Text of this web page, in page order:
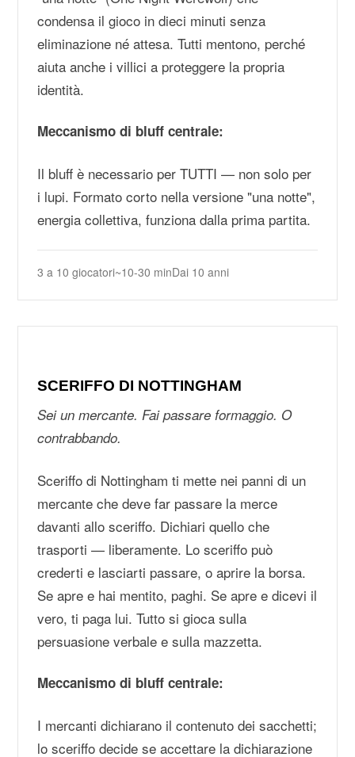
condensa il gioco in dieci minuti senza
eliminazione né attesa. Tutti mentono, perché
aiuta anche i villici a proteggere la propria
identità.
Meccanismo di bluff centrale:
Il bluff è necessario per TUTTI — non solo per
i lupi. Formato corto nella versione "una notte",
energia collettiva, funziona dalla prima partita.
3 a 10 giocatori~10-30 minDai 10 anni
SCERIFFO DI NOTTINGHAM
Sei un mercante. Fai passare formaggio. O
contrabbando.
Sceriffo di Nottingham ti mette nei panni di un
mercante che deve far passare la merce
davanti allo sceriffo. Dichiari quello che
trasporti — liberamente. Lo sceriffo può
crederti e lasciarti passare, o aprire la borsa.
Se apre e hai mentito, paghi. Se apre e dicevi il
vero, ti paga lui. Tutto si gioca sulla
persuasione verbale e sulla mazzetta.
Meccanismo di bluff centrale:
I mercanti dichiarano il contenuto dei sacchetti;
lo sceriffo decide se accettare la dichiarazione